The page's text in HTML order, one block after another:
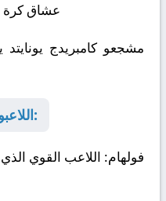
عشاق كرة
مشجعو كامبريدج
اللاعبون الذين قد يقلبون الطاولة:
فولهام: اللاعب القوي